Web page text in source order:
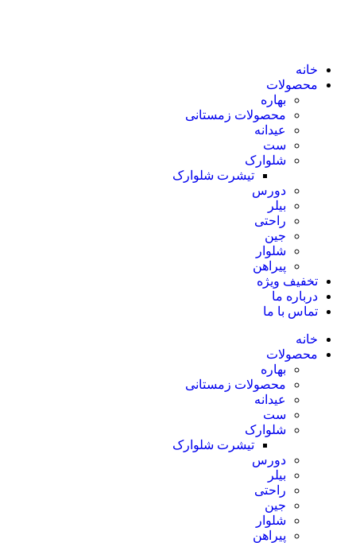
خانه
محصولات
بهاره
محصولات زمستانی
عیدانه
ست
شلوارک
تیشرت شلوارک
دورس
بیلر
راحتی
جین
شلوار
پیراهن
تخفیف ویژه
درباره ما
تماس با ما
خانه
محصولات
بهاره
محصولات زمستانی
عیدانه
ست
شلوارک
تیشرت شلوارک
دورس
بیلر
راحتی
جین
شلوار
پیراهن